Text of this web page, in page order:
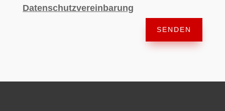
Datenschutzvereinbarung
SENDEN